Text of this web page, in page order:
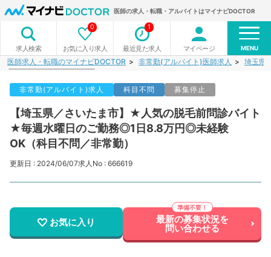
医師の求人・転職・アルバイトはマイナビDOCTOR
求人検索 お気に入り求人
0
最近見た求人
1
マイページ MENU
医師求人・転職のマイナビDOCTOR 非常勤(アルバイト)医師求人 埼玉県
非常勤(アルバイト)求人 科目不問 募集停止
【埼玉県／さいたま市】★人気の脱毛前問診バイト
★毎週水曜日のご勤務◎1日8.8万円◎未経験
OK（科目不問／非常勤）
更新日 : 2024/06/07求人No : 666619
お気に入り 最新の募集状況を
問い合わせる